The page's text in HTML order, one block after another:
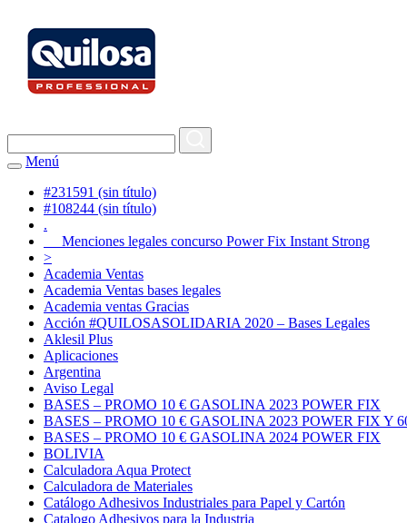
Menú
#231591 (sin título)
#108244 (sin título)
.
Menciones legales concurso Power Fix Instant Strong
>
Academia Ventas
Academia Ventas bases legales
Academia ventas Gracias
Acción #QUILOSASOLIDARIA 2020 – Bases Legales
Aklesil Plus
Aplicaciones
Argentina
Aviso Legal
BASES – PROMO 10 € GASOLINA 2023 POWER FIX
BASES – PROMO 10 € GASOLINA 2023 POWER FIX Y
BASES – PROMO 10 € GASOLINA 2024 POWER FIX
BOLIVIA
Calculadora Aqua Protect
Calculadora de Materiales
Catálogo Adhesivos Industriales para Papel y Cartón
Catalogo Adhesivos para la Industria